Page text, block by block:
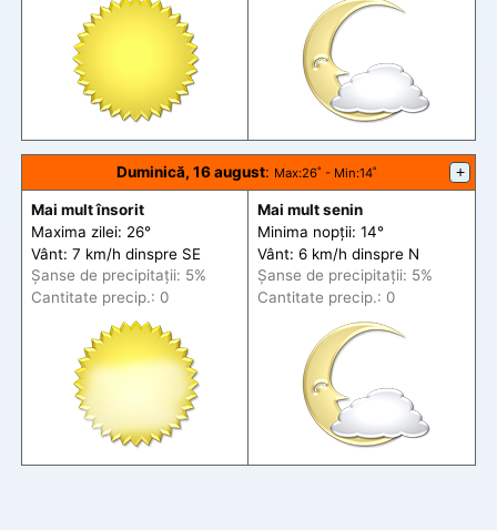
Duminică, 16 august: Max:26˚ - Min:14˚ +
Mai mult însorit
Maxima zilei: 26°
Vânt: 7 km/h dinspre SE
Șanse de precipitații: 5%
Cantitate precip.: 0
Mai mult senin
Minima nopții: 14°
Vânt: 6 km/h dinspre N
Șanse de precipitații: 5%
Cantitate precip.: 0